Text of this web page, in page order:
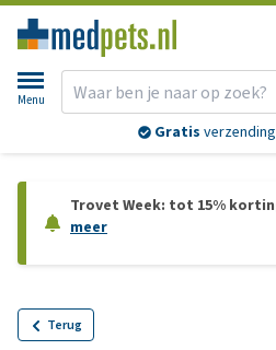
Menu
Gratis
Trovet Week: tot 15%
meer
Terug